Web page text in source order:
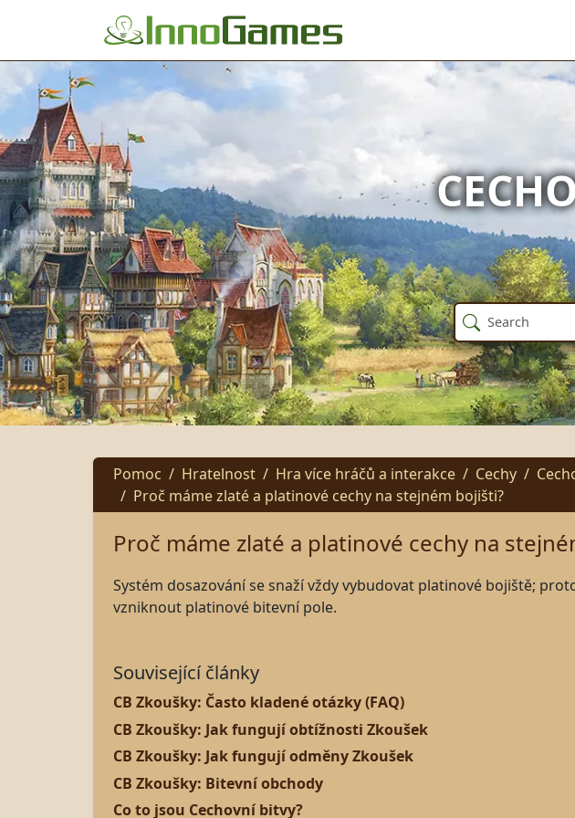
Pomoc Hratelnost Hra více hráčů a interakce Cechy
Proč máme zlaté a platinové cechy na stejném bojišti?
Proč máme zlaté a platinové cechy na
Systém dosazování se snaží vždy vybudovat platinové bojiště;
vzniknout platinové bitevní pole.
Související články
CB Zkoušky: Často kladené otázky (FAQ)
CB Zkoušky: Jak fungují obtížnosti Zkoušek
CB Zkoušky: Jak fungují odměny Zkoušek
CB Zkoušky: Bitevní obchody
Co to jsou Cechovní bitvy?